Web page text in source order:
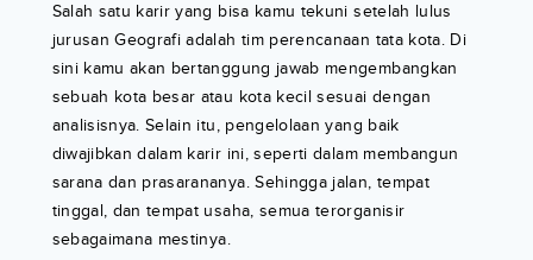
Salah satu karir yang bisa kamu tekuni setelah lulus
jurusan Geografi adalah tim perencanaan tata kota. Di
sini kamu akan bertanggung jawab mengembangkan
sebuah kota besar atau kota kecil sesuai dengan
analisisnya. Selain itu, pengelolaan yang baik
diwajibkan dalam karir ini, seperti dalam membangun
sarana dan prasarananya. Sehingga jalan, tempat
tinggal, dan tempat usaha, semua terorganisir
sebagaimana mestinya.